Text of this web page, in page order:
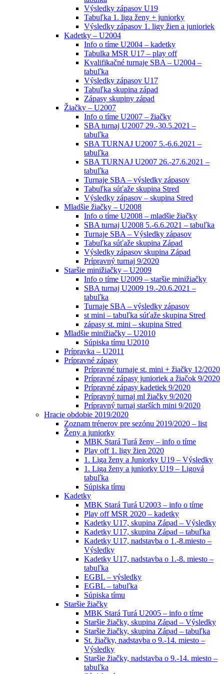
Výsledky zápasov U19
Tabuľka 1. liga ženy + juniorky
Výsledky zápasov 1. ligy žien a junioriek
Kadetky – U2004
Info o tíme U2004 – kadetky
Tabulka MSR U17 – play off
Kvalifikačné turnaje SBA – U2004 –
tabuľka
Výsledky zápasov U17
Tabuľka skupina západ
Zápasy skupiny západ
Žiačky – U2007
Info o tíme U2007 – žiačky
SBA turnaj U2007 29.-30.5.2021 –
tabuľka
SBA TURNAJ U2007 5.-6.6.2021 –
tabuľka
SBA TURNAJ U2007 26.-27.6.2021 –
tabuľka
Turnaje SBA – výsledky zápasov
Tabuľka súťaže skupina Stred
Výsledky zápasov – skupina Stred
Mladšie žiačky – U2008
Info o tíme U2008 – mladšie žiačky
SBA turnaj U2008 5.-6.6.2021 – tabuľka
Turnaje SBA – Výsledky zápasov
Tabuľka súťaže skupina Západ
Výsledky zápasov skupina Západ
Prípravný turnaj 9/2020
Staršie minižiačky – U2009
Info o tíme U2009 – staršie minižiačky
SBA turnaj U2009 19.-20.6.2021 –
tabuľka
Turnaje SBA – výsledky zápasov
st mini – tabuľka súťaže skupina Stred
zápasy st. mini – skupina Stred
Mladšie minižiačky – U2010
Súpiska tímu U2010
Prípravka – U2011
Prípravné zápasy
Prípravné turnaje st. mini + žiačky 12/2020
Prípravné zápasy junioriek a žiačok 9/2020
Prípravné zápasy kadetiek 9/2020
Prípravný turnaj ml žiačky 9/2020
Prípravný turnaj starších mini 9/2020
Hracie obdobie 2019/2020
Zoznam trénerov pre sezónu 2019/2020 – list
Ženy a juniorky
MBK Stará Turá ženy – info o tíme
Play off 1. ligy žien 2020
1. Liga ženy a Juniorky U19 – Výsledky
1. Liga ženy a juniorky U19 – Ligová
tabuľka
Súpiska tímu
Kadetky
MBK Stará Turá U2003 – info o tíme
Play off MSR 2020 – kadetky
Kadetky U17, skupina Západ – Výsledky
Kadetky U17, skupina Západ – tabuľka
Kadetky U17, nadstavba o 1.-8.miesto –
Výsledky
Kadetky U17, nadstavba o 1.-8. miesto –
tabuľka
EGBL – výsledky
EGBL – tabuľka
Súpiska tímu
Staršie žiačky
MBK Stará Turá U2005 – info o tíme
Staršie žiačky, skupina Západ – Výsledky
Staršie žiačky, skupina Západ – tabuľka
St. žiačky, nadstavba o 9.-14. miesto –
Výsledky
Staršie žiačky, nadstavba o 9.-14. miesto –
tabuľka